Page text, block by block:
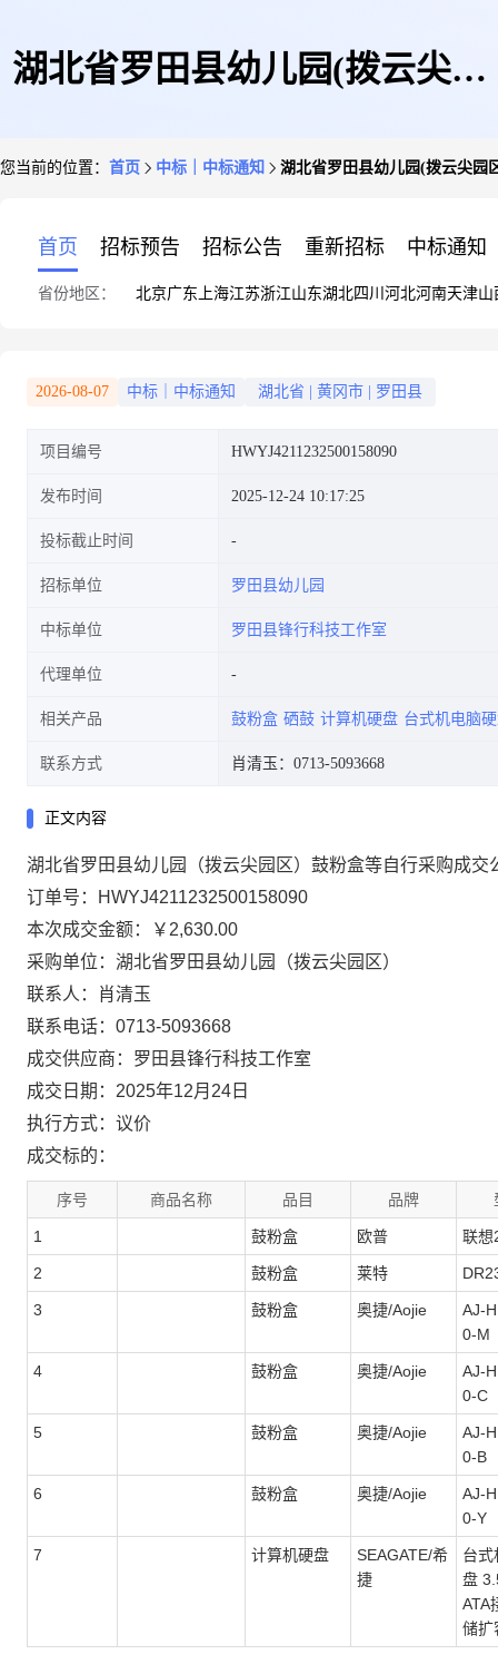
湖北省罗田县幼儿园(拨云尖园
您当前的位置： 首页 中标｜中标通知 湖北省罗田县幼儿园(拨云尖园
首页 招标预告 招标公告 重新招标 中标通知
省份地区： 北京广东 上海江苏浙江山东湖北四川 河北河南天津山
2026-08-07 中标｜中标通知 湖北省 黄冈市 罗田县
项目编号 HWYJ4211232500158090
发布时间 2025-12-24 10:17:25
投标截止时间
招标单位 罗田县幼儿园
中标单位 罗田县锋行科技工作室
代理单位
相关产品 鼓粉盒 硒鼓 计算机硬盘 台式机电脑
联系方式 肖清玉：0713-5093668
正文内容
湖北省罗田县幼儿园（拨云尖园区）鼓粉盒等自行采购成交
订单号：
HWYJ4211232500158090
本次成交金额：
￥2,630.00
采购单位：湖北省罗田县幼儿园（拨云尖园区）
联系人：肖清玉
联系电话：0713-5093668
成交供应商：罗田县锋行科技工作室
成交日期：2025年12月24日
执行方式：议价
成交标的：
序号 商品名称 品目 品牌
1 鼓粉盒 欧普 联想
2 鼓粉盒 莱特
3 鼓粉盒 奥捷/Aojie
AJ-
0-M
4 鼓粉盒 奥捷/Aojie
AJ-
0-C
5 鼓粉盒 奥捷/Aojie
AJ-
0-B
6 鼓粉盒 奥捷/Aojie
AJ-
0-Y
7 计算机硬盘
SEAGATE/希
捷
台式
盘
ATA
储扩